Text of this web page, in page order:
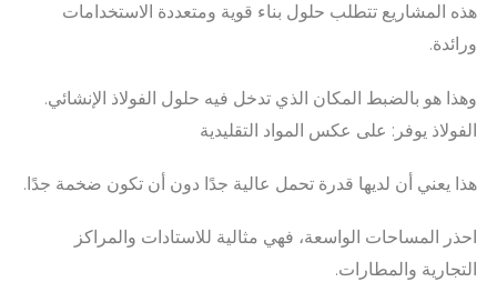
هذه المشاريع تتطلب حلول بناء قوية ومتعددة الاستخدامات
ورائدة.
وهذا هو بالضبط المكان الذي تدخل فيه حلول الفولاذ الإنشائي.
الفولاذ يوفر: على عكس المواد التقليدية
هذا يعني أن لديها قدرة تحمل عالية جدًا دون أن تكون ضخمة جدًا.
احذر المساحات الواسعة، فهي مثالية للاستادات والمراكز
التجارية والمطارات.